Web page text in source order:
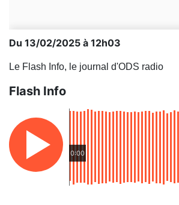
Du 13/02/2025 à 12h03
Le Flash Info, le journal d'ODS radio
Flash Info
0:00